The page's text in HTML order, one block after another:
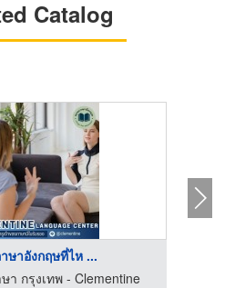
Catalog
ษาอังกฤษที่ไห ...
กรุงเทพ - Clementine